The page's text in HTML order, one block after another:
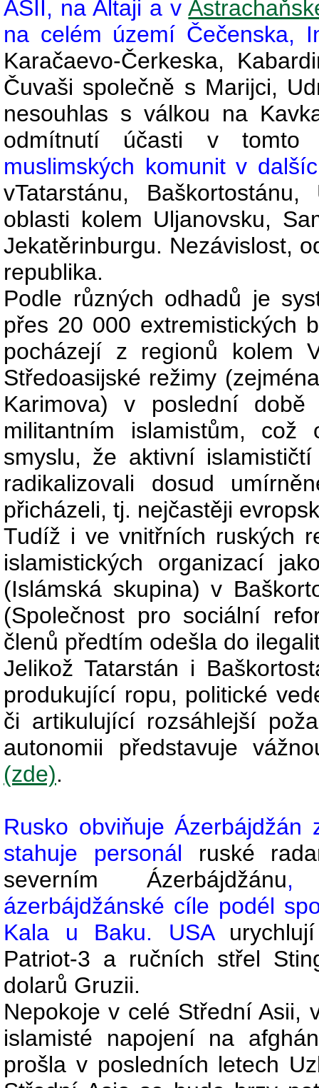
ASII, na Altaji a v
na celém území Čečenska,
Karačaevo-Čerkeska,
Čuvaši společně s Marijci,
nesouhlas s válkou na
odmítnutí účasti v tomto
muslimských komunit v
vTatarstánu,
oblasti kolem Uljanovsku,
Jekatěrinburgu. Nezávislost,
republika.
Podle různých odhadů je
přes 20 000 extremistických
pocházejí z regionů kolem
Středoasijské režimy
Karimova) v poslední
militantním islamistům,
smyslu, že aktivní
radikalizovali dosud
přicházeli, tj. nejčastěji
Tudíž i ve vnitřních ruských
islamistických organizací
(Islámská skupina) v
(Společnost pro sociální
členů předtím odešla do
Jelikož Tatarstán i
produkující ropu, politické
či artikulující rozsáhlejší
autonomii představuje
(zde).
Rusko obviňuje Ázerbájdžán
stahuje personál
ruské
severním Ázerbájdžánu,
ázerbájdžánské cíle podél
Kala u Baku. USA
Patriot-3 a ručních střel
dolarů Gruzii.
Nepokoje v celé Střední Asii,
islamisté napojení na
prošla v posledních letech